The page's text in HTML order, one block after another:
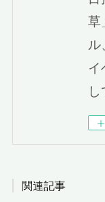
草
関連記事